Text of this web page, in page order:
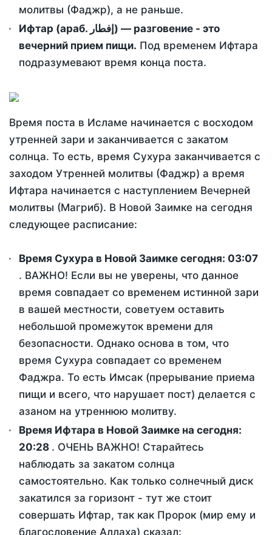
молитвы (Фаджр), а не раньше.
Ифтар (араб. إفطار) — разговение - это
вечерний прием пищи. Под временем Ифтара
подразумевают время конца поста.
Время поста в Исламе начинается с восходом
утренней зари и заканчивается с закатом
солнца. То есть, время Сухура заканчивается с
заходом Утренней молитвы (Фаджр) а время
Ифтара начинается с наступлением Вечерней
молитвы (Магриб). В Новой Заимке на сегодня
следующее расписание:
Время Сухура в Новой Заимке сегодня: 03:07
. ВАЖНО! Если вы не уверены, что данное
время совпадает со временем истинной зари
в вашей местности, советуем оставить
небольшой промежуток времени для
безопасности. Однако основа в том, что
время Сухура совпадает со временем
Фаджра. То есть Имсак (прерывание приема
пищи и всего, что нарушает пост) делается с
азаном на утреннюю молитву.
Время Ифтара в Новой Заимке на сегодня:
20:28 . ОЧЕНЬ ВАЖНО! Старайтесь
наблюдать за закатом солнца
самостоятельно. Как только солнечный диск
закатился за горизонт - тут же стоит
совершать Ифтар, так как Пророк (мир ему и
благословение Аллаха) сказал: